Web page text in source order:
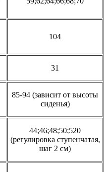
104
31
85-94 (зависит от высоты
сиденья)
44;46;48;50;520
(регулировка ступенчатая,
шаг 2 см)